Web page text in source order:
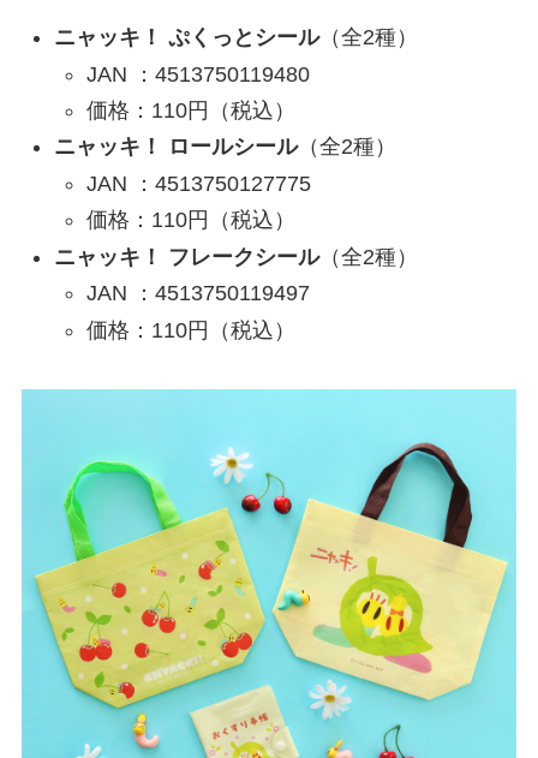
ニャッキ！ ぷくっとシール（全2種）
JAN ：4513750119480
価格：110円（税込）
ニャッキ！ ロールシール（全2種）
JAN ：4513750127775
価格：110円（税込）
ニャッキ！ フレークシール（全2種）
JAN ：4513750119497
価格：110円（税込）